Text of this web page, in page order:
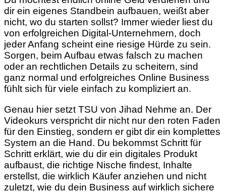
dir ein eigenes Standbein aufbauen, weißt aber
nicht, wo du starten sollst? Immer wieder liest du
von erfolgreichen Digital-Unternehmern, doch
jeder Anfang scheint eine riesige Hürde zu sein.
Sorgen, beim Aufbau etwas falsch zu machen
oder an rechtlichen Details zu scheitern, sind
ganz normal und erfolgreiches Online Business
fühlt sich für viele einfach zu kompliziert an.
Genau hier setzt TSU von Jihad Nehme an. Der
Videokurs verspricht dir nicht nur den roten Faden
für den Einstieg, sondern er gibt dir ein komplettes
System an die Hand. Du bekommst Schritt für
Schritt erklärt, wie du dir ein digitales Produkt
aufbaust, die richtige Nische findest, Inhalte
erstellst, die wirklich Käufer anziehen und nicht
zuletzt, wie du dein Business auf wirklich sichere